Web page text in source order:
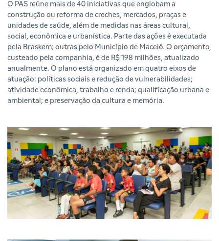
O PAS reúne mais de 40 iniciativas que englobam a
construção ou reforma de creches, mercados, praças e
unidades de saúde, além de medidas nas áreas cultural,
social, econômica e urbanística. Parte das ações é executada
pela Braskem; outras pelo Município de Maceió. O orçamento,
custeado pela companhia, é de R$ 198 milhões, atualizado
anualmente. O plano está organizado em quatro eixos de
atuação: políticas sociais e redução de vulnerabilidades;
atividade econômica, trabalho e renda; qualificação urbana e
ambiental; e preservação da cultura e memória.